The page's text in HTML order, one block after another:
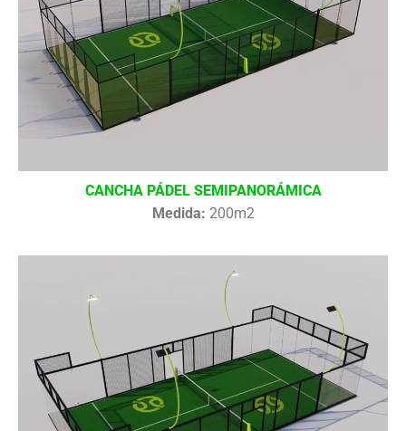
CANCHA PÁDEL SEMIPANORÁMICA
Medida: 200m2